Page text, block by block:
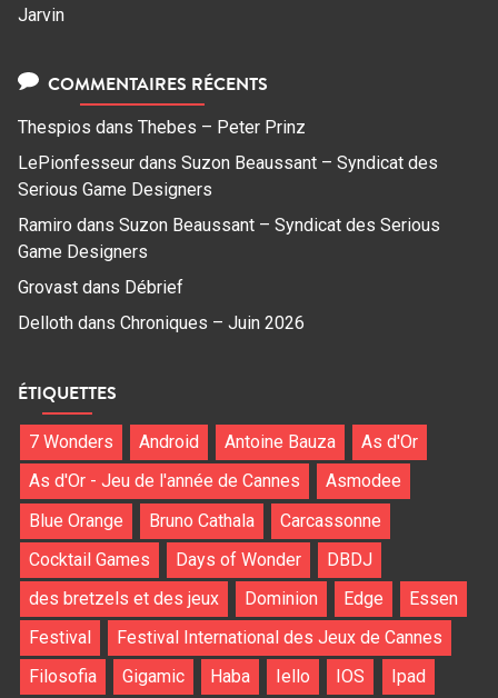
Jarvin
COMMENTAIRES RÉCENTS
Thespios dans Thebes – Peter Prinz
LePionfesseur dans Suzon Beaussant – Syndicat des
Serious Game Designers
Ramiro dans Suzon Beaussant – Syndicat des Serious
Game Designers
Grovast dans Débrief
Delloth dans Chroniques – Juin 2026
ÉTIQUETTES
7 Wonders Android Antoine Bauza
As d'Or
As d'Or - Jeu de l'année de Cannes
Asmodee
Blue Orange
Bruno Cathala
Carcassonne
Cocktail Games
Days of Wonder
DBDJ
des bretzels et des jeux
Dominion Edge
Essen
Festival
Festival International des Jeux de Cannes
Filosofia
Gigamic Haba Iello IOS Ipad